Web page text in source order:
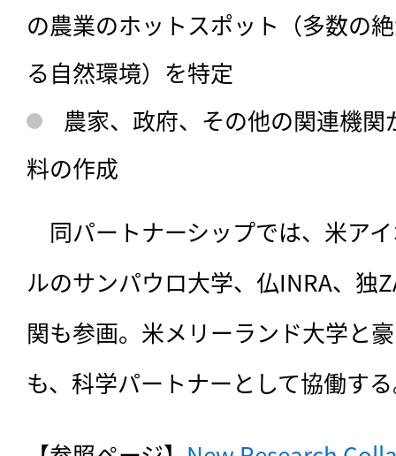
の農業のホットスポット（多数の
る自然環境）を特定
農家、政府、その他の関連機
料の作成
同パートナーシップでは、米ア
ルのサンパウロ大学、仏INRA、独
関も参画。米メリーランド大学と
も、科学パートナーとして協働す